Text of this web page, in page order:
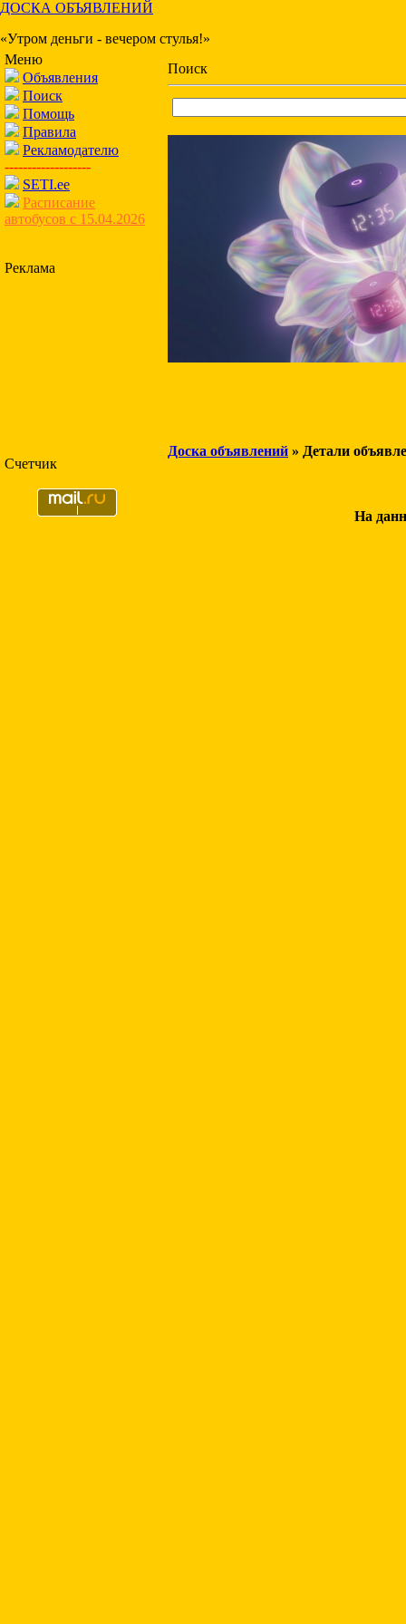
ДОСКА ОБЪЯВЛЕНИЙ
«Утром деньги - вечером стулья!»
Меню
Объявления
Поиск
Помощь
Правила
Рекламодателю
-------------------
SETI.ee
Расписание
автобусов с 15.04.2026
Реклама
Счетчик
Поиск
Доска объявлений » Детали
На